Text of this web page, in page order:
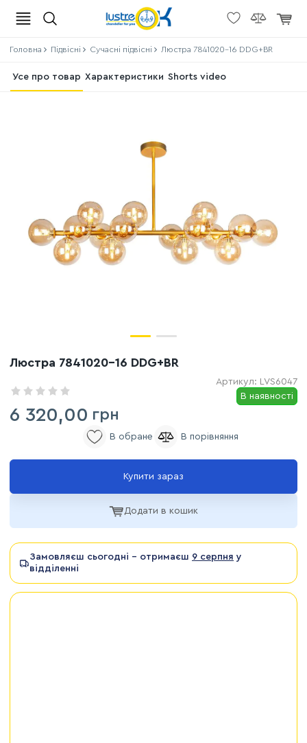
Головна Підвісні Сучасні підвісні Люстра 7841020-16 DDG+BR
Усе про товар Характеристики Shorts video
Люстра 7841020-16 DDG+BR
Артикул: LVS6047
В наявності
6 320,00 грн
Додати в кошик
Замовляєш сьогодні - отримаєш 9 серпня у
відділенні
Купити зараз